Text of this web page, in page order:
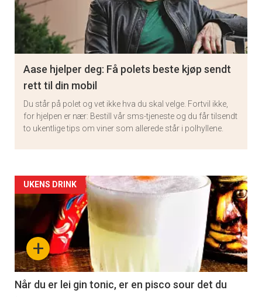
Aase hjelper deg: Få polets beste kjøp sendt
rett til din mobil
Du står på polet og vet ikke hva du skal velge. Fortvil ikke,
for hjelpen er nær: Bestill vår sms-tjeneste og du får tilsendt
to ukentlige tips om viner som allerede står i polhyllene.
Artikler
detail
section
11
+
UKENS DRINK
Når du er lei gin tonic, er en pisco sour det du